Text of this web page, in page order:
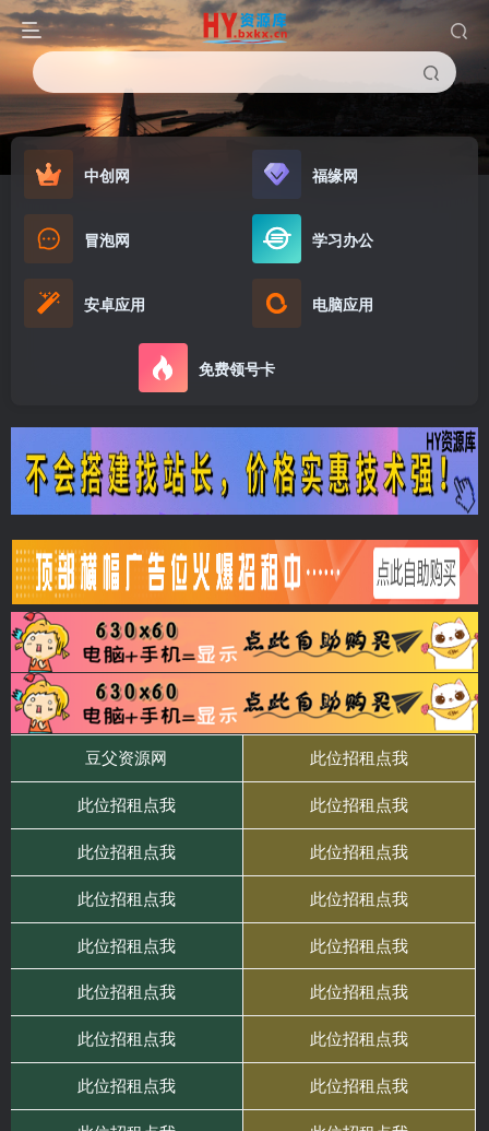
中创网 福缘网
冒泡网 学习办公
安卓应用 电脑应用
免费领号卡